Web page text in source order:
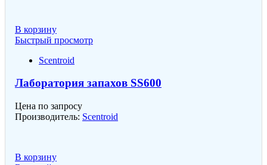
В корзину
Быстрый просмотр
Scentroid
Лаборатория запахов SS600
Цена по запросу
Производитель: Scentroid
В корзину